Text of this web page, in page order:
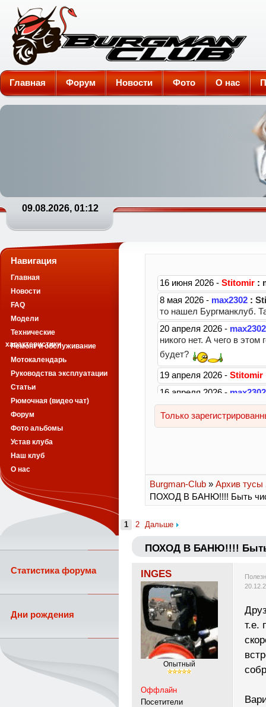
Burgman-Club
Главная Форум Новости Фото О нас
09.08.2026, 01:12
Burgman-Club » Архив тусы
ПОХОД В БАНЮ!!!! Быть
1 2 Дальше
ПОХОД В БАНЮ!!!!
INGES
Опытный
Оффлайн
Посетители
т.е.
Навигация
Главная
Новости
FAQ
Модели
Технические
характеристики
Ремонт и обслуживание
Мотокалендарь
Руководства эксплуатации
Статьи
Рюмочная (видео чат)
Форум
Фото альбомы
Устав клуба
Наш клуб
О нас
Статистика форума
Дни рождения